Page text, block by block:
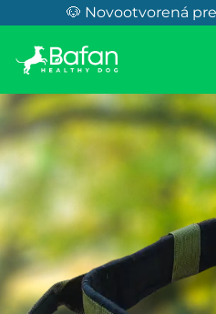
Skip to Content
🐶 Novootvorená